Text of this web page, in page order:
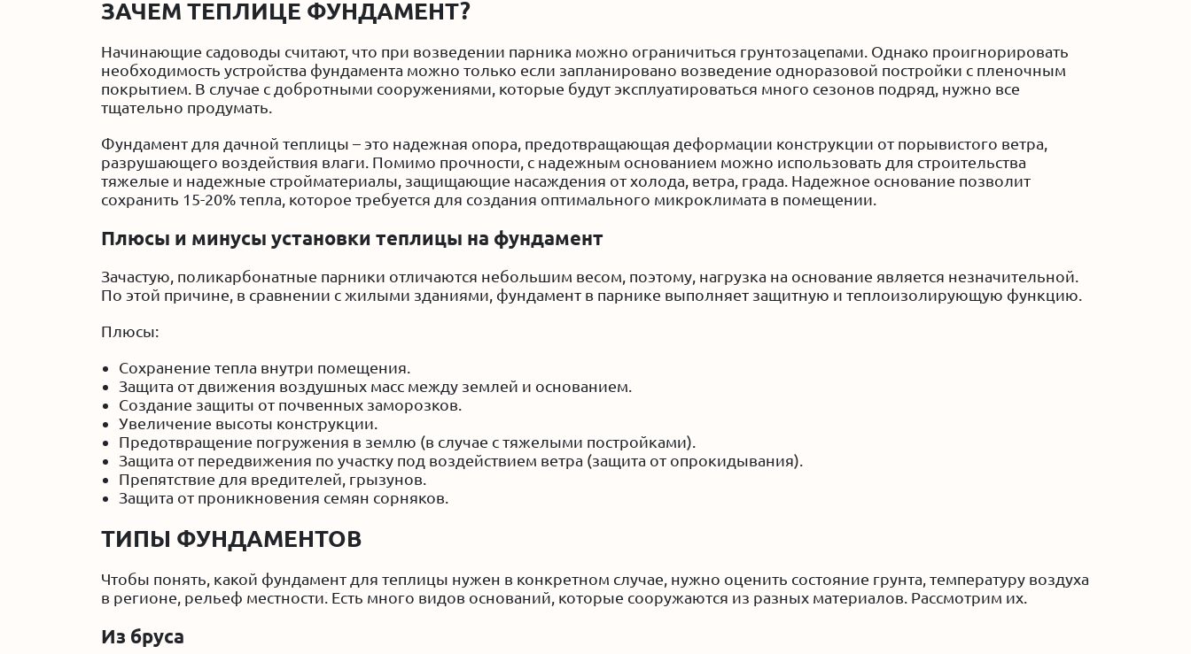
ЗАЧЕМ ТЕПЛИЦЕ ФУНДАМЕНТ?
Начинающие садоводы считают, что при возведении парника можно ограничиться грунтозацепами. Однако проигнорировать
необходимость устройства фундамента можно только если запланировано возведение одноразовой постройки с пленочным
покрытием. В случае с добротными сооружениями, которые будут эксплуатироваться много сезонов подряд, нужно все
тщательно продумать.
Фундамент для дачной теплицы – это надежная опора, предотвращающая деформации конструкции от порывистого ветра,
разрушающего воздействия влаги. Помимо прочности, с надежным основанием можно использовать для строительства
тяжелые и надежные стройматериалы, защищающие насаждения от холода, ветра, града. Надежное основание позволит
сохранить 15-20% тепла, которое требуется для создания оптимального микроклимата в помещении.
Плюсы и минусы установки теплицы на фундамент
Зачастую, поликарбонатные парники отличаются небольшим весом, поэтому, нагрузка на основание является незначительной.
По этой причине, в сравнении с жилыми зданиями, фундамент в парнике выполняет защитную и теплоизолирующую функцию.
Плюсы:
Сохранение тепла внутри помещения.
Защита от движения воздушных масс между землей и основанием.
Создание защиты от почвенных заморозков.
Увеличение высоты конструкции.
Предотвращение погружения в землю (в случае с тяжелыми постройками).
Защита от передвижения по участку под воздействием ветра (защита от опрокидывания).
Препятствие для вредителей, грызунов.
Защита от проникновения семян сорняков.
ТИПЫ ФУНДАМЕНТОВ
Чтобы понять, какой фундамент для теплицы нужен в конкретном случае, нужно оценить состояние грунта, температуру воздуха
в регионе, рельеф местности. Есть много видов оснований, которые сооружаются из разных материалов. Рассмотрим их.
Из бруса